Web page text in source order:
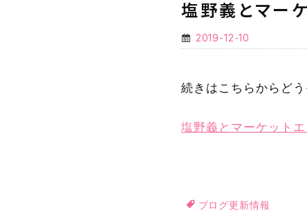
塩野義とマー
2019-12-10
続きはこちらからど
塩野義とマーケット
ブログ更新情報